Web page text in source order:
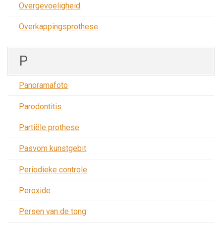
Overgevoeligheid
Overkappingsprothese
P
Panoramafoto
Parodontitis
Partiële prothese
Pasvom kunstgebit
Periodieke controle
Peroxide
Persen van de tong